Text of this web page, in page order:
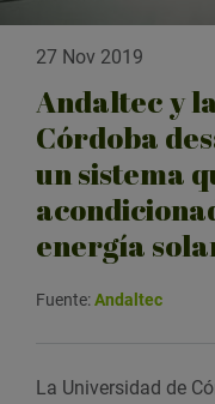
27 Nov 2019
Andaltec y
Córdoba
un sistema
energía
Fuente:Andaltec
La Universidad de